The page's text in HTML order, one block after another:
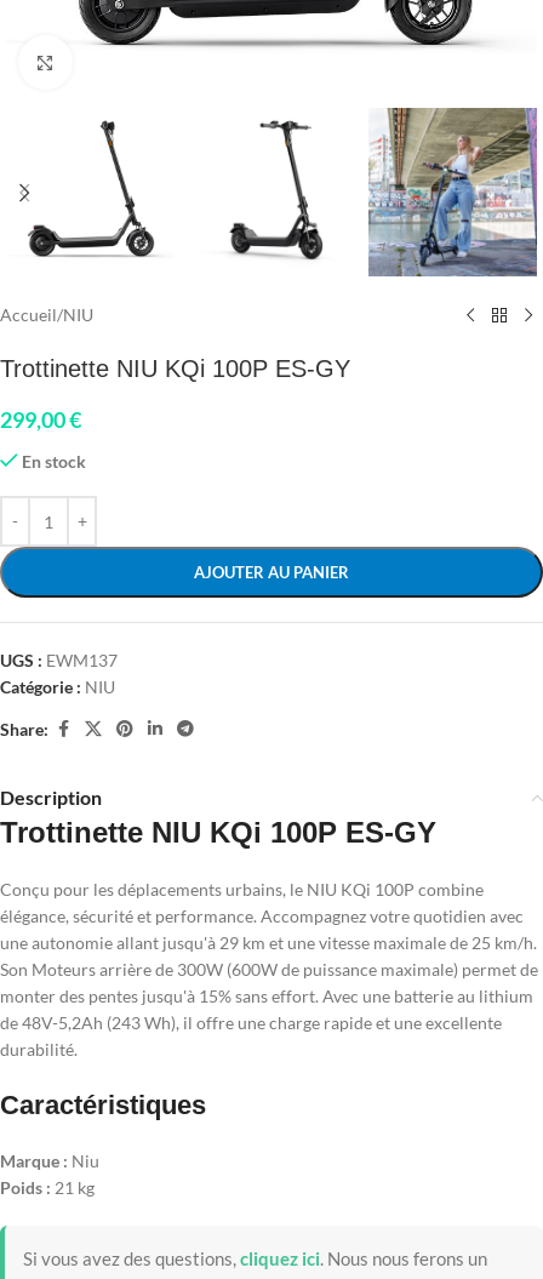
Accueil/NIU
Trottinette NIU KQi 100P ES-GY
299,00€
En stock
AJOUTER AU PANIER
UGS : EWM137
Catégorie : NIU
Share:
Description
Trottinette NIU KQi 100P ES-GY
Conçu pour les déplacements urbains, le NIU KQi 100P combine
élégance, sécurité et performance. Accompagnez votre quotidien avec
une autonomie allant jusqu'à 29 km et une vitesse maximale de 25 km/h.
Son Moteurs arrière de 300W (600W de puissance maximale) permet de
monter des pentes jusqu'à 15% sans effort. Avec une batterie au lithium
de 48V-5,2Ah (243 Wh), il offre une charge rapide et une excellente
durabilité.
Caractéristiques
Marque : Niu
Poids : 21 kg
Si vous avez des questions,cliquez ici. Nous nous ferons un